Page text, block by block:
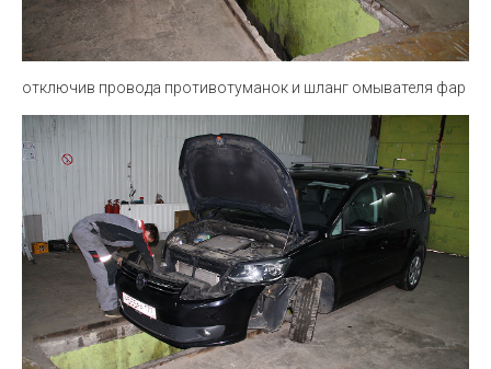
отключив провода противотуманок и шланг омывателя фар